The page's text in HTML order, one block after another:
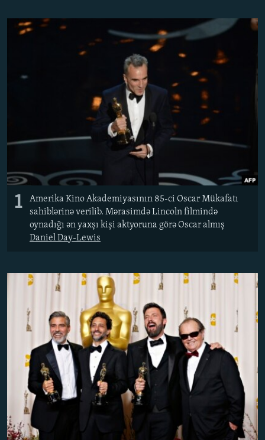
KARIKATURA
İSLAM VƏ DEMOKRATIYA
İZ - MƏDƏNIYYƏT PROQRAMI
PEŞƏ ETIKASI VƏ JURNALISTIKA STANDARTLARIMIZ
MATERIALLARIMIZDAN ISTIFADƏ
AZADLIQRADIOSU MOBIL TELEFONUNUZDA
XƏBƏR BÜLLETENLƏRIMIZ
BIZI IZLƏ
RFE/RL-in bütün saytları
1
Amerika Kino Akademiyasının 85-ci Oscar Mükafatı
sahiblərinə verilib. Mərasimdə Lincoln filmində
oynadığı ən yaxşı kişi aktyoruna görə Oscar almış
Daniel Day-Lewis